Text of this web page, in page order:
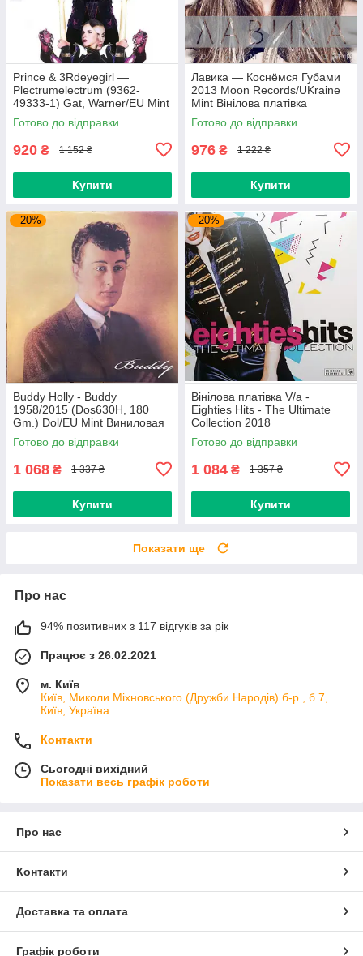
Prince & 3Rdeyegirl —
Plectrumelectrum (9362-
49333-1) Gat, Warner/EU Mint
Вінілова платівка (art.220362)
Готово до відправки
920 ₴ 1 152 ₴
Купити
Лавика — Коснёмся Губами
2013 Moon Records/UKraine
Mint Вінілова платівка
(art.221702)
Готово до відправки
976 ₴ 1 222 ₴
Купити
–20%
Buddy Holly - Buddy
1958/2015 (Dos630H, 180
Gm.) Dol/EU Mint Виниловая
пластинка (art.234454)
Готово до відправки
1 068 ₴ 1 337 ₴
Купити
–20%
Вінілова платівка V/a -
Eighties Hits - The Ultimate
Collection 2018
(0190758737713) Sony
Music/EU Mint
Готово до відправки
1 084 ₴ 1 357 ₴
Купити
Показати ще
Про нас
94% позитивних з 117 відгуків за рік
Працює з 26.02.2021
м. Київ
Київ, Миколи Міхновського (Дружби Народів) б-р., б.7,
Київ, Україна
Контакти
Сьогодні вихідний
Показати весь графік роботи
Про нас
Контакти
Доставка та оплата
Графік роботи